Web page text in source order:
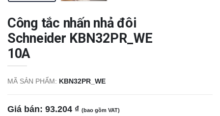
Công tắc nhấn nhả đôi
Schneider KBN32PR_WE
10A
MÃ SẢN PHẨM: KBN32PR_WE
Giá bán: 93.204 ₫ (bao gồm VAT)